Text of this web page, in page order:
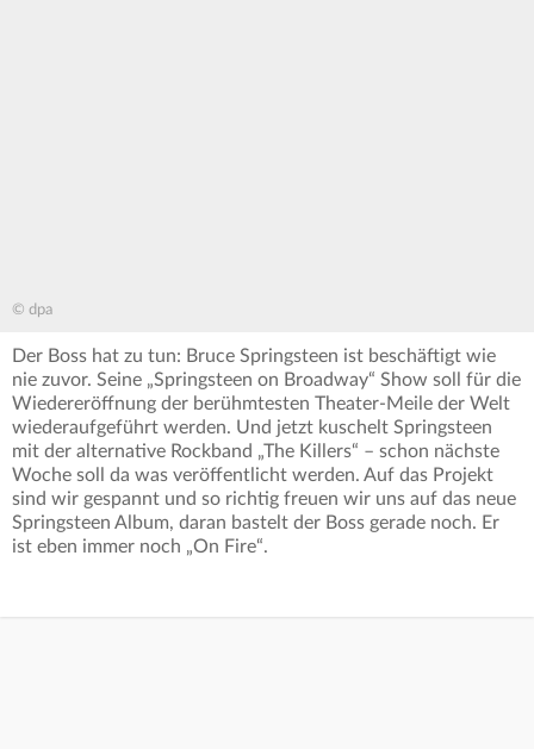
© dpa
Der Boss hat zu tun: Bruce Springsteen ist beschäftigt wie
nie zuvor. Seine „Springsteen on Broadway“ Show soll für die
Wiedereröffnung der berühmtesten Theater-Meile der Welt
wiederaufgeführt werden. Und jetzt kuschelt Springsteen
mit der alternative Rockband „The Killers“ – schon nächste
Woche soll da was veröffentlicht werden. Auf das Projekt
sind wir gespannt und so richtig freuen wir uns auf das neue
Springsteen Album, daran bastelt der Boss gerade noch. Er
ist eben immer noch „On Fire“.